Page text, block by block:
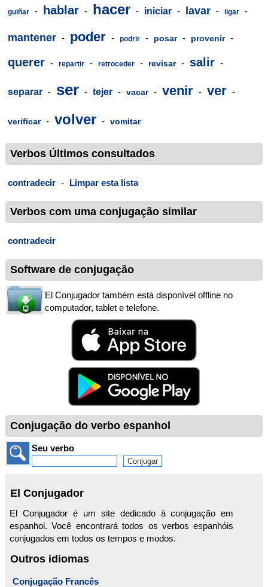
guiñar - hablar - hacer - iniciar - lavar - ligar -
mantener - poder - podrir - posar - provenir -
querer - repartir - retroceder - revisar - salir -
separar - ser - tejer - vacar - venir - ver -
verificar - volver - vomitar
Verbos Últimos consultados
contradecir - Limpar esta lista
Verbos com uma conjugação similar
contradecir
Software de conjugação
El Conjugador também está disponível offline no
computador, tablet e telefone.
Conjugação do verbo espanhol
Seu verbo
El Conjugador
El Conjugador é um site dedicado à conjugação em
espanhol. Você encontrará todos os verbos espanhóis
conjugados em todos os tempos e modos.
Outros idiomas
Conjugação Francês